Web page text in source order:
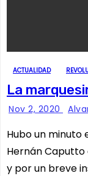
ACTUALIDAD
La
Nov 2, 2020
Hubo un minuto
Hernán Caputto
y por un breve